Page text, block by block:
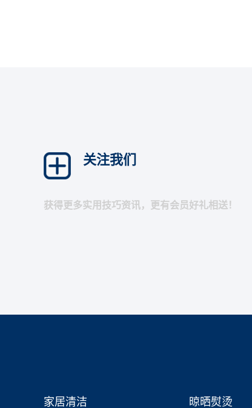
关注我们
获得更多实用技巧资讯，更有会员好礼相送！
家居清洁 晾晒熨烫